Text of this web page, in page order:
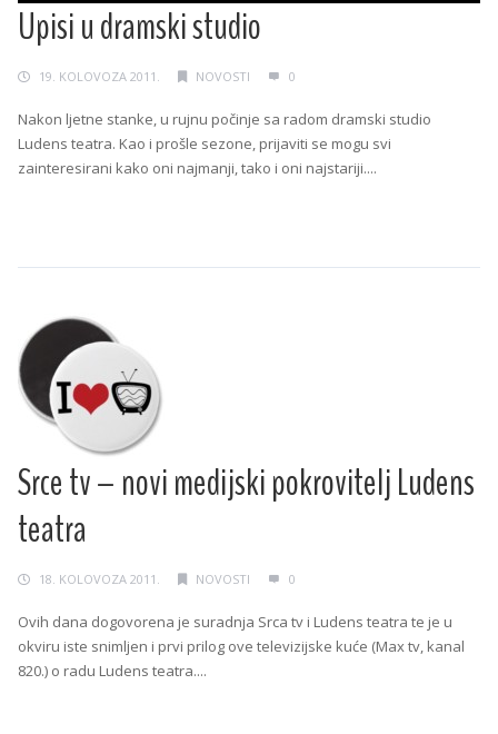
Upisi u dramski studio
19. KOLOVOZA 2011. NOVOSTI 0
Nakon ljetne stanke, u rujnu počinje sa radom dramski studio
Ludens teatra. Kao i prošle sezone, prijaviti se mogu svi
zainteresirani kako oni najmanji, tako i oni najstariji....
Srce tv – novi medijski pokrovitelj Ludens
teatra
18. KOLOVOZA 2011. NOVOSTI 0
Ovih dana dogovorena je suradnja Srca tv i Ludens teatra te je u
okviru iste snimljen i prvi prilog ove televizijske kuće (Max tv, kanal
820.) o radu Ludens teatra....